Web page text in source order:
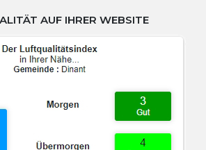
AUF IHRER WEBSITE